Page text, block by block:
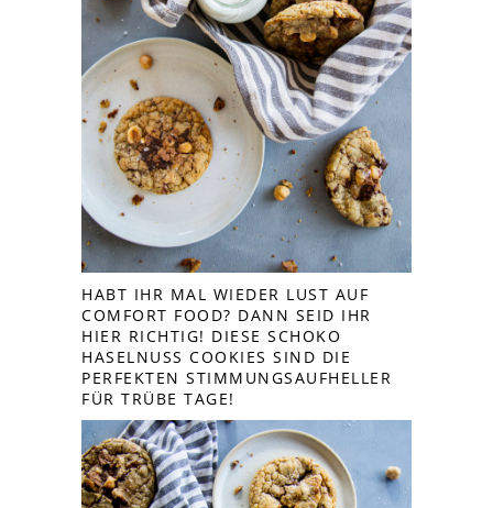
HABT IHR MAL WIEDER LUST AUF
COMFORT FOOD? DANN SEID IHR
HIER RICHTIG! DIESE SCHOKO
HASELNUSS COOKIES SIND DIE
PERFEKTEN STIMMUNGSAUFHELLER
FÜR TRÜBE TAGE!